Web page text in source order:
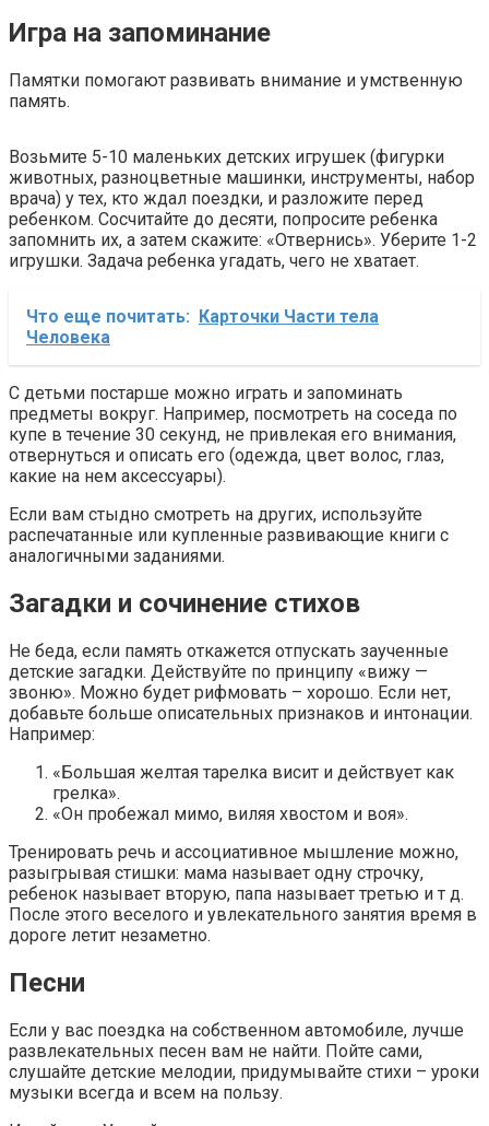
Игра на запоминание
Памятки помогают развивать внимание и умственную
память.
Возьмите 5-10 маленьких детских игрушек (фигурки
животных, разноцветные машинки, инструменты, набор
врача) у тех, кто ждал поездки, и разложите перед
ребенком. Сосчитайте до десяти, попросите ребенка
запомнить их, а затем скажите: «Отвернись». Уберите 1-2
игрушки. Задача ребенка угадать, чего не хватает.
Что еще почитать:
Карточки Части тела
Человека
С детьми постарше можно играть и запоминать
предметы вокруг. Например, посмотреть на соседа по
купе в течение 30 секунд, не привлекая его внимания,
отвернуться и описать его (одежда, цвет волос, глаз,
какие на нем аксессуары).
Если вам стыдно смотреть на других, используйте
распечатанные или купленные развивающие книги с
аналогичными заданиями.
Загадки и сочинение стихов
Не беда, если память откажется отпускать заученные
детские загадки. Действуйте по принципу «вижу —
звоню». Можно будет рифмовать – хорошо. Если нет,
добавьте больше описательных признаков и интонации.
Например:
«Большая желтая тарелка висит и действует как
грелка».
«Он пробежал мимо, виляя хвостом и воя».
Тренировать речь и ассоциативное мышление можно,
разыгрывая стишки: мама называет одну строчку,
ребенок называет вторую, папа называет третью и т д.
После этого веселого и увлекательного занятия время в
дороге летит незаметно.
Песни
Если у вас поездка на собственном автомобиле, лучше
развлекательных песен вам не найти. Пойте сами,
слушайте детские мелодии, придумывайте стихи – уроки
музыки всегда и всем на пользу.